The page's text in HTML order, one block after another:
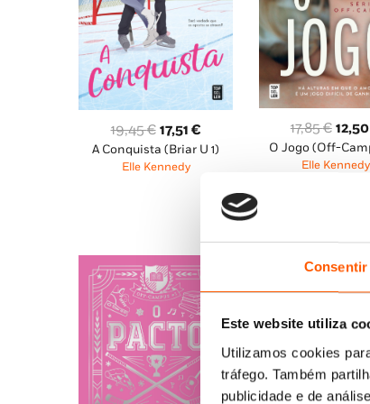
Consentir
Este website utiliza
Utilizamos cookies
tráfego. Também
publicidade e de
19,45€ O
preço
original
17,51 €O
preço
17,51 €.
A Conquista (Briar U 1)
Elle Kennedy
17,85€ O
12,50
O Jogo (Off-
Elle Kennedy